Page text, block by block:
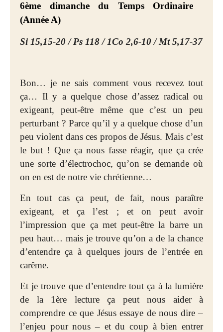
6ème dimanche du Temps Ordinaire
(Année A)
Si 15,15-20 / Ps 118 / 1Co 2,6-10 / Mt 5,17-37
Bon… je ne sais comment vous recevez tout
ça… Il y a quelque chose d’assez radical ou
exigeant, peut-être même que c’est un peu
perturbant ? Parce qu’il y a quelque chose d’un
peu violent dans ces propos de Jésus. Mais c’est
le but ! Que ça nous fasse réagir, que ça crée
une sorte d’électrochoc, qu’on se demande où
on en est de notre vie chrétienne…
En tout cas ça peut, de fait, nous paraître
exigeant, et ça l’est ; et on peut avoir
l’impression que ça met peut-être la barre un
peu haut… mais je trouve qu’on a de la chance
d’entendre ça à quelques jours de l’entrée en
carême.
Et je trouve que d’entendre tout ça à la lumière
de la 1ère lecture ça peut nous aider à
comprendre ce que Jésus essaye de nous dire –
l’enjeu pour nous – et du coup à bien entrer